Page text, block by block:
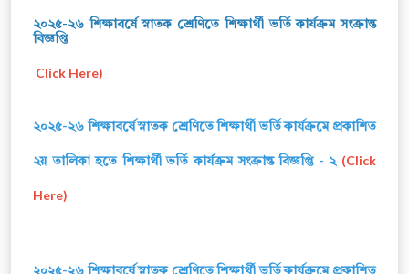
২০২৫-২৬ শিক্ষাবর্ষে স্নাতক শ্রেণিতে শিক্ষার্থী ভর্তি কার্যক্রম সংক্রান্ত
বিজ্ঞপ্তি
Click Here)
২০২৫-২৬ শিক্ষাবর্ষে স্নাতক শ্রেণিতে শিক্ষার্থী ভর্তি কার্যক্রমে প্রকাশিত
২য় তালিকা হতে শিক্ষার্থী ভর্তি কার্যক্রম সংক্রান্ত বিজ্ঞপ্তি - ২ (Click
Here)
২০২৫-২৬ শিক্ষাবর্ষে স্নাতক শ্রেণিতে শিক্ষার্থী ভর্তি কার্যক্রমে প্রকাশিত